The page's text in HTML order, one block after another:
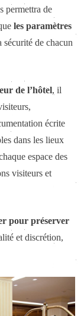
permettra de
les paramètres
de chacun
de l’hôtel, il
écrite
dans les lieux
espace des
visiteurs et
pour préserver
et discrétion,